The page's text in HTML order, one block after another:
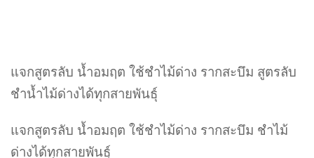
แจกสูตรลับ น้ำอมฤต ใช้ชำไม้ด่าง รากสะบึม สูตรลับ
ชำน้ำไม้ด่างได้ทุกสายพันธุ์
แจกสูตรลับ น้ำอมฤต ใช้ชำไม้ด่าง รากสะบึม ชำไม้
ด่างได้ทุกสายพันธุ์